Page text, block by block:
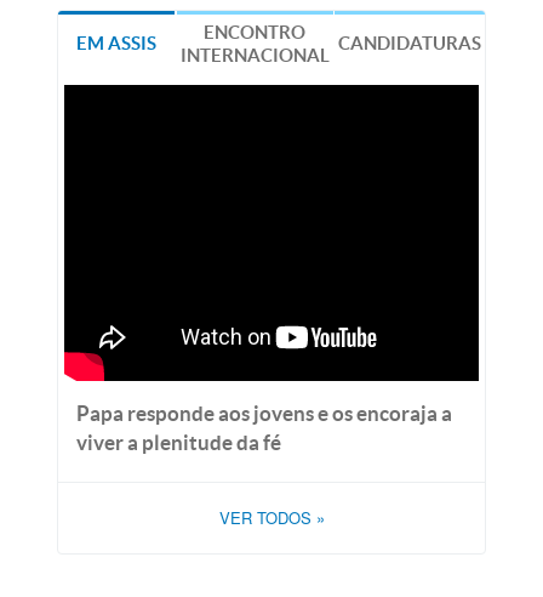
EM ASSIS
ENCONTRO
INTERNACIONAL
CANDIDATURAS
Papa responde aos jovens e os encoraja a
viver a plenitude da fé
VER TODOS »